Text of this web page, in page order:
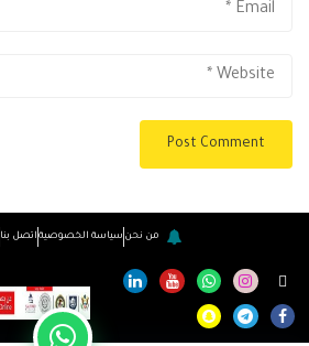
من نحن سياسة الخصوصية اتصل بنا